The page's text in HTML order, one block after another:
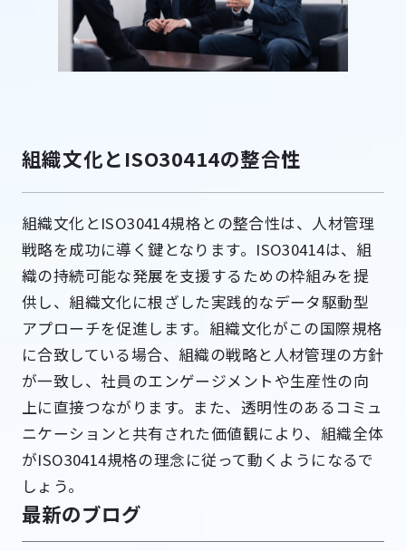
組織文化とISO30414の整合性
組織文化とISO30414規格との整合性は、人材管理
戦略を成功に導く鍵となります。ISO30414は、組
織の持続可能な発展を支援するための枠組みを提
供し、組織文化に根ざした実践的なデータ駆動型
アプローチを促進します。組織文化がこの国際規格
に合致している場合、組織の戦略と人材管理の方針
が一致し、社員のエンゲージメントや生産性の向
上に直接つながります。また、透明性のあるコミュ
ニケーションと共有された価値観により、組織全体
がISO30414規格の理念に従って動くようになるで
しょう。
最新のブログ